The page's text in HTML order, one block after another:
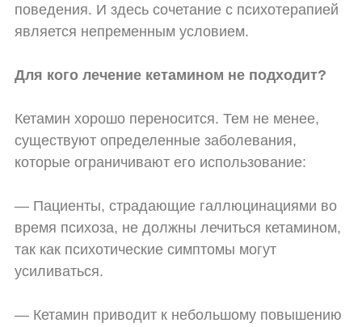
поведения. И здесь сочетание с психотерапией
является непременным условием.
Для кого лечение кетамином не подходит?
Кетамин хорошо переносится. Тем не менее,
существуют определенные заболевания,
которые ограничивают его использование:
— Пациенты, страдающие галлюцинациями во
время психоза, не должны лечиться кетамином,
так как психотические симптомы могут
усиливаться.
— Кетамин приводит к небольшому повышению